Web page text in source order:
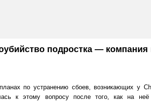
подростка —
по устранению сбоев, возникающих у
к этому вопросу после того, как на